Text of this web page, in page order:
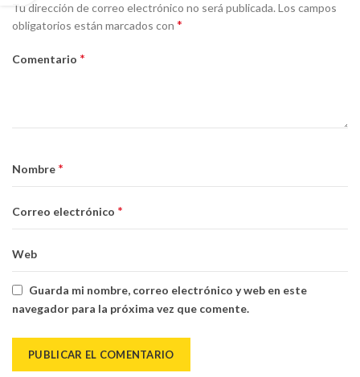
Tu dirección de correo electrónico no será publicada.Los campos
obligatorios están marcados con *
Comentario *
Nombre *
Correo electrónico *
Web
Guarda mi nombre, correo electrónico y web en este
navegador para la próxima vez que comente.
Alternative: